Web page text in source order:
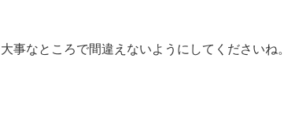
事なところで間違えないようにしてくださいね。